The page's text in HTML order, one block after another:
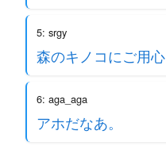
5: srgy
森のキノコにご用心
6: aga_aga
アホだなあ。